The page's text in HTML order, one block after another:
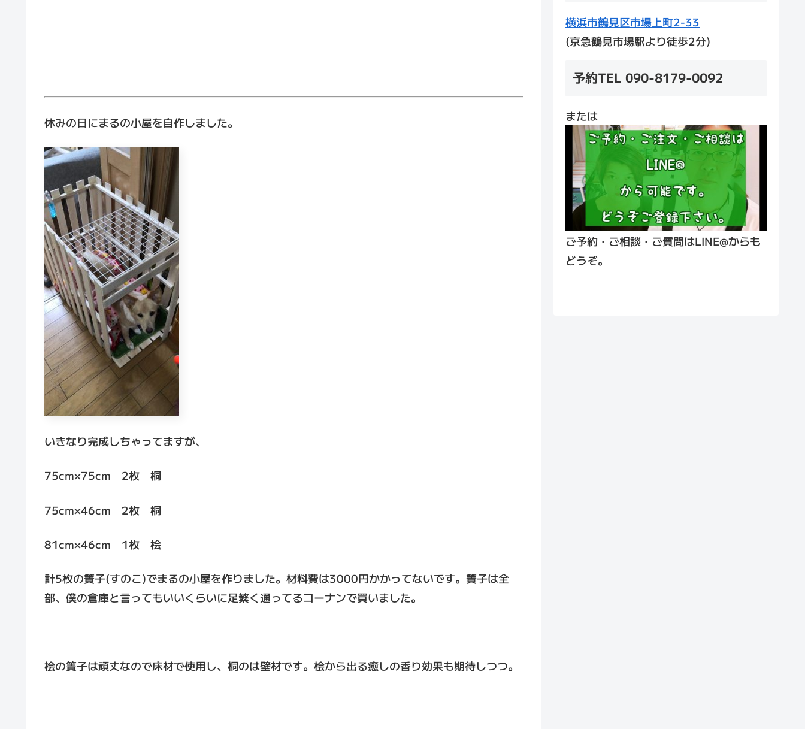
休みの日にまるの小屋を自作しました。
いきなり完成しちゃってますが、
75cm×75cm 2枚 桐
75cm×46cm 2枚 桐
81cm×46cm 1枚 桧
計5枚の簀子(すのこ)でまるの小屋を作りました。材料費は3000円かかってないです。簀子は全
部、僕の倉庫と言ってもいいくらいに足繁く通ってるコーナンで買いました。
桧の簀子は頑丈なので床材で使用し、桐のは壁材です。桧から出る癒しの香り効果も期待しつつ。
横浜市鶴見区市場上町2-33
(京急鶴見市場駅より徒歩2分)
予約TEL 090-8179-0092
または
ご予約・ご相談・ご質問はLINE@からも
どうぞ。